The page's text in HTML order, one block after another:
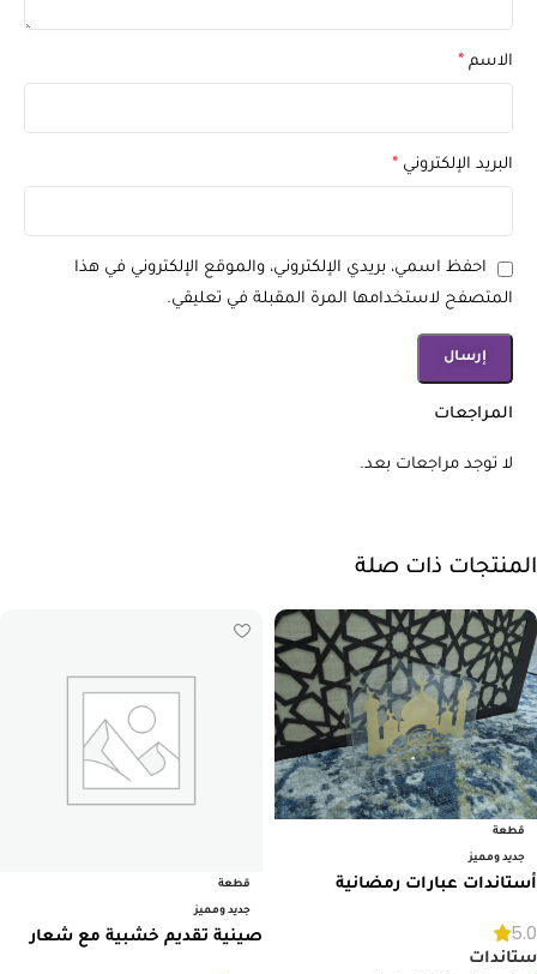
المراجعات
لا توجد مراجعات بعد.
الاسم *
البريد الإلكتروني *
احفظ اسمي، بريدي الإلكتروني، والموقع الإلكتروني في هذا
المتصفح لاستخدامها المرة المقبلة في تعليقي.
المنتجات ذات صلة
قطعة
جديد ومميز
أستاندات عبارات رمضانية
5.0
ستاندات
قطعة
جديد ومميز
صينية تقديم خشبية مع شعار